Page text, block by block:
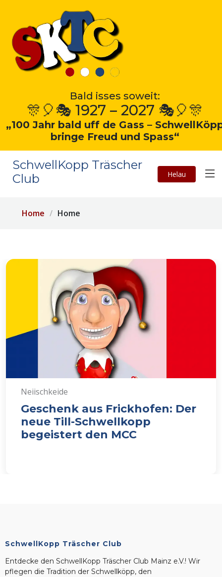
Bald isses soweit:
🎊🎈🎭 1927 – 2027 🎭🎈🎊
„100 Jahr bald uff de Gass –
bringe Freud und Spass“
SchwellKopp Träscher
Club
Helau
Home Home
Neiischkeide
Geschenk aus Frickhofen: Der
neue Till-Schwellkopp
begeistert den MCC
SchwellKopp Träscher Club
Entdecke den SchwellKopp Träscher Club Mainz e.V.! Wir
pflegen die Tradition der Schwellköpp, den